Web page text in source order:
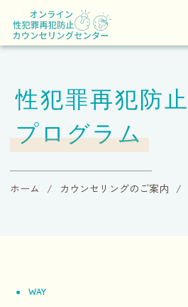
性犯罪再犯防止
プログラム
ホーム カウンセリングのご案内
WAY